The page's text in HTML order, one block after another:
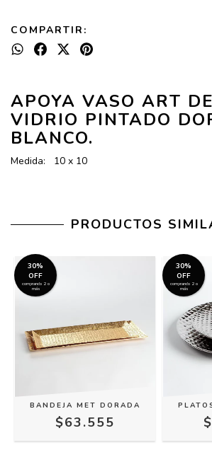
COMPARTIR:
APOYA VASO ART
VIDRIO PINTADO
BLANCO.
Medida: 10 x 10
PRODUCTOS
30%
OFF
comprando 2 o
más
BANDEJA MET DORADA
$63.555
30%
OFF
comprando 2 o
más